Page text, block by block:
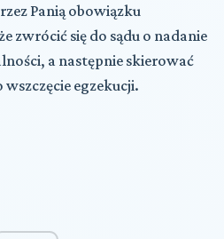
Panią obowiązku
zwrócić się do sądu o nadanie
a następnie skierować
egzekucji.